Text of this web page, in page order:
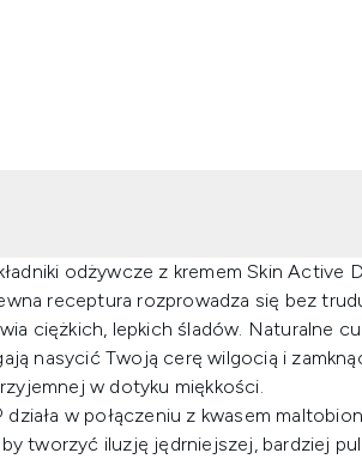
odżywcze z kremem Skin Active
receptura rozprowadza się bez
ciężkich, lepkich śladów. Naturalne
nasycić Twoją cerę wilgocią i
w dotyku miękkości.
w połączeniu z kwasem
tworzyć iluzję jędrniejszej, bardziej